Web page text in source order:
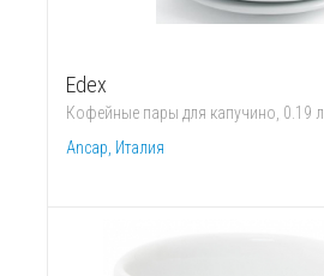
Edex
Кофейные пары для капучино, 0.19 л
Ancap, Италия